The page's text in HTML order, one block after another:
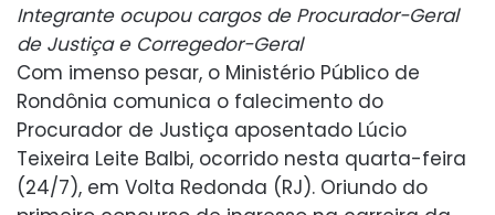
Integrante ocupou cargos de Procurador-Geral
de Justiça e Corregedor-Geral
Com imenso pesar, o Ministério Público de
Rondônia comunica o falecimento do
Procurador de Justiça aposentado Lúcio
Teixeira Leite Balbi, ocorrido nesta quarta-feira
(24/7), em Volta Redonda (RJ). Oriundo do